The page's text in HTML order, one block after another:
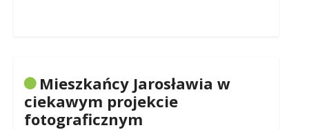
Mieszkańcy Jarosławia w
ciekawym projekcie
fotograficznym